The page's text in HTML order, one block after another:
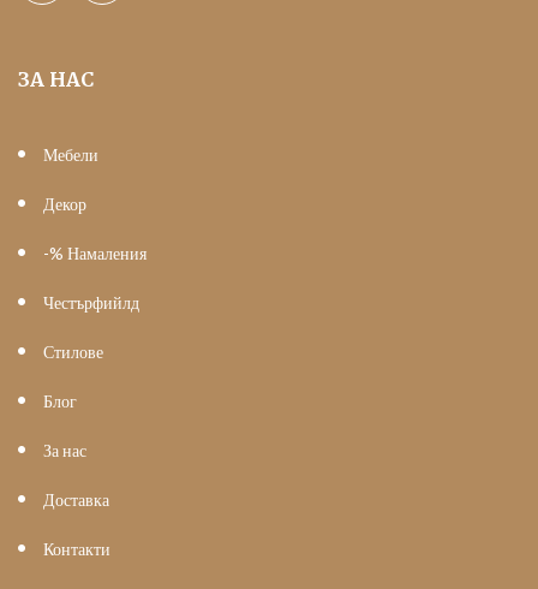
ЗА НАС
Мебели
Декор
-% Намаления
Честърфийлд
Стилове
Блог
За нас
Доставка
Контакти